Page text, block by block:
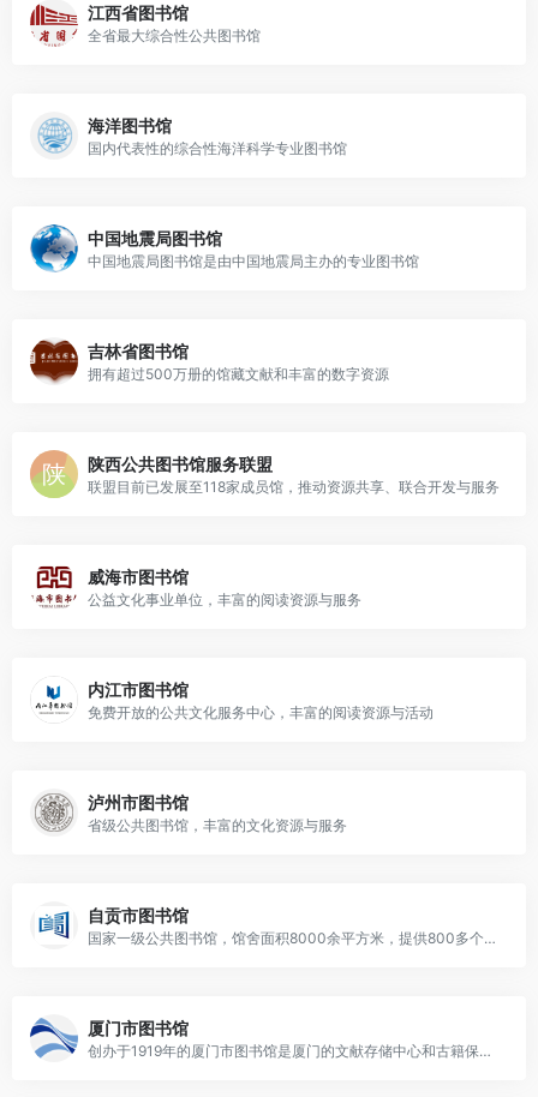
江西省图书馆
全省最大综合性公共图书馆
海洋图书馆
国内代表性的综合性海洋科学专业图书馆
中国地震局图书馆
中国地震局图书馆是由中国地震局主办的专业图书馆
吉林省图书馆
拥有超过500万册的馆藏文献和丰富的数字资源
陕西公共图书馆服务联盟
联盟目前已发展至118家成员馆，推动资源共享、联合开发与服务
威海市图书馆
公益文化事业单位，丰富的阅读资源与服务
内江市图书馆
免费开放的公共文化服务中心，丰富的阅读资源与活动
泸州市图书馆
省级公共图书馆，丰富的文化资源与服务
自贡市图书馆
国家一级公共图书馆，馆舍面积8000余平方米，提供800多个座位
厦门市图书馆
创办于1919年的厦门市图书馆是厦门的文献存储中心和古籍保护中心